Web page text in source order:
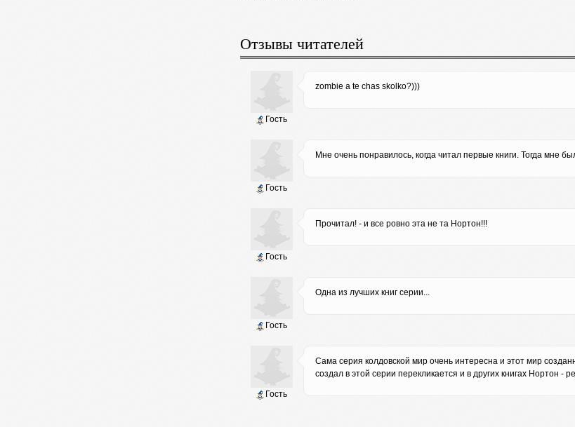
Отзывы читателей
Гость
zombie a te chas skolko?)))
Гость
Мне очень понравилось, когда читал первые книги. Тогда мне
Гость
Прочитал! - и все ровно эта не та Нортон!!!
Гость
Одна из лучших книг серии...
Гость
Сама серия колдовской мир очень интересна и этот мир
создал в этой серии перекликается и в других книгах Нортон -